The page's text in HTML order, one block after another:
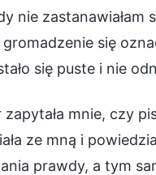
nie zastanawiałam
się
się puste i nie
mnie, czy
ze mną i
prawdy, a tym